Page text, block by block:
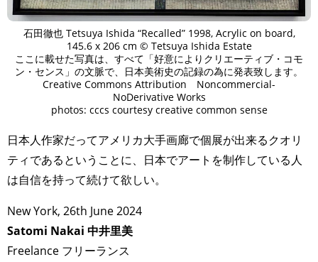
石田徹也 Tetsuya Ishida “Recalled” 1998, Acrylic on board,
145.6 x 206 cm © Tetsuya Ishida Estate
ここに載せた写真は、すべて「好意によりクリエーティブ・コモ
ン・センス」の文脈で、日本美術史の記録の為に発表致します。
Creative Commons Attribution Noncommercial-
NoDerivative Works
photos: cccs courtesy creative common sense
⁡日本人作家だってアメリカ大手画廊で個展が出来るクオリ
ティであるということに、日本でアートを制作している人
は自信を持って続けて欲しい。⁡
New York, 26th June 2024
Satomi Nakai 中井里美
Freelance フリーランス